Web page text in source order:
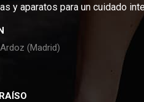
y aparatos para un cuidado
(Madrid)